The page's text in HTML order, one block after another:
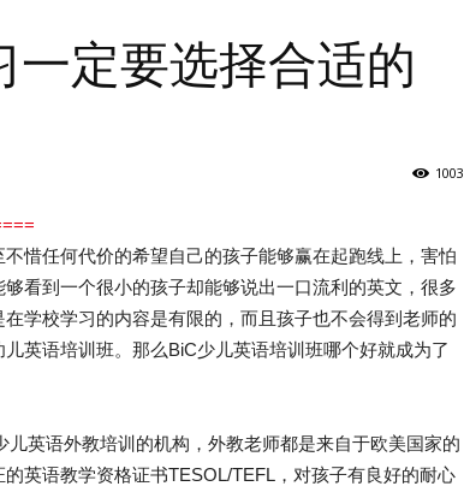
定要选择合适的
1003
惜任何代价的希望自己的孩子能够赢在起跑线上，害怕
看到一个很小的孩子却能够说出一口流利的英文，很多
学校学习的内容是有限的，而且孩子也不会得到老师的
英语培训班。那么BiC少儿英语培训班哪个好就成为了
语外教培训的机构，外教老师都是来自于欧美国家的
英语教学资格证书TESOL/TEFL，对孩子有良好的耐心